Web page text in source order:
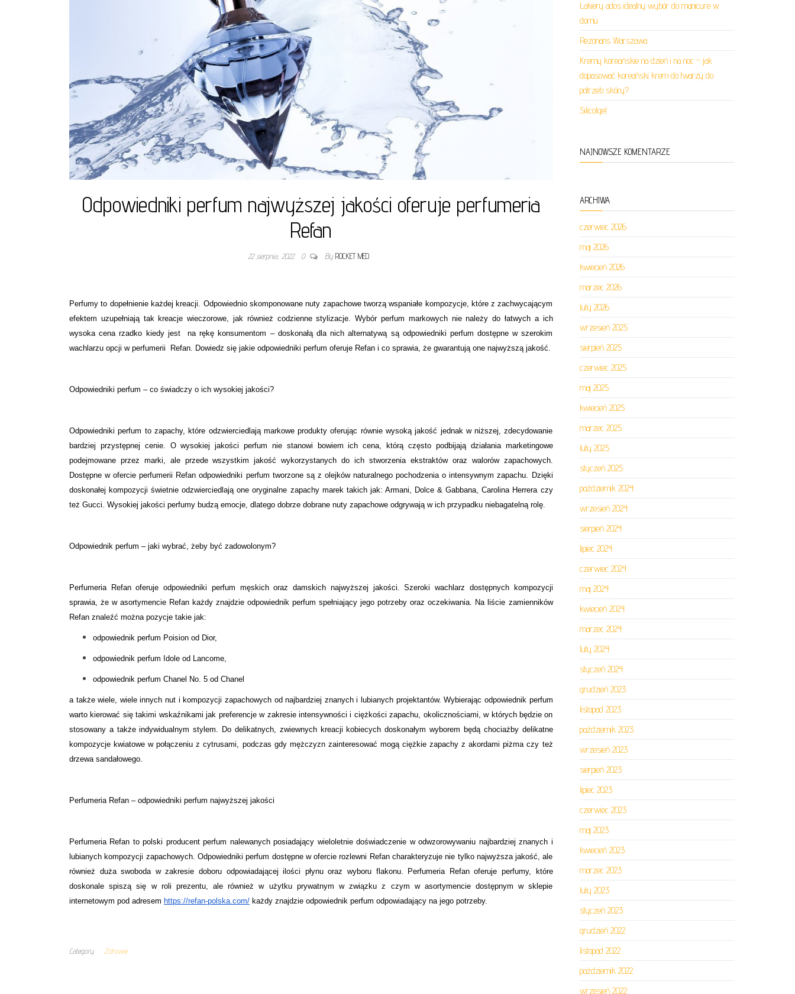
Odpowiedniki perfum najwyższej jakości oferuje perfumeria
Refan
22 sierpnia, 2022 0 By ROCKET MED
Perfumy to dopełnienie każdej kreacji. Odpowiednio skomponowane nuty zapachowe tworzą wspaniałe kompozycje, które z zachwycającym
efektem uzupełniają tak kreacje wieczorowe, jak również codzienne stylizacje. Wybór perfum markowych nie należy do łatwych a ich
wysoka cena rzadko kiedy jest na rękę konsumentom – doskonałą dla nich alternatywą są odpowiedniki perfum dostępne w szerokim
wachlarzu opcji w perfumerii Refan. Dowiedz się jakie odpowiedniki perfum oferuje Refan i co sprawia, że gwarantują one najwyższą jakość.
Odpowiedniki perfum – co świadczy o ich wysokiej jakości?
Odpowiedniki perfum to zapachy, które odzwierciedlają markowe produkty oferując równie wysoką jakość jednak w niższej, zdecydowanie
bardziej przystępnej cenie. O wysokiej jakości perfum nie stanowi bowiem ich cena, którą często podbijają działania marketingowe
podejmowane przez marki, ale przede wszystkim jakość wykorzystanych do ich stworzenia ekstraktów oraz walorów zapachowych.
Dostępne w ofercie perfumerii Refan odpowiedniki perfum tworzone są z olejków naturalnego pochodzenia o intensywnym zapachu. Dzięki
doskonałej kompozycji świetnie odzwierciedlają one oryginalne zapachy marek takich jak: Armani, Dolce & Gabbana, Carolina Herrera czy
też Gucci. Wysokiej jakości perfumy budzą emocje, dlatego dobrze dobrane nuty zapachowe odgrywają w ich przypadku niebagatelną rolę.
Odpowiednik perfum – jaki wybrać, żeby być zadowolonym?
Perfumeria Refan oferuje odpowiedniki perfum męskich oraz damskich najwyższej jakości. Szeroki wachlarz dostępnych kompozycji
sprawia, że w asortymencie Refan każdy znajdzie odpowiednik perfum spełniający jego potrzeby oraz oczekiwania. Na liście zamienników
Refan znaleźć można pozycje takie jak:
odpowiednik perfum Poision od Dior,
odpowiednik perfum Idole od Lancome,
odpowiednik perfum Chanel No. 5 od Chanel
a także wiele, wiele innych nut i kompozycji zapachowych od najbardziej znanych i lubianych projektantów. Wybierając odpowiednik perfum
warto kierować się takimi wskaźnikami jak preferencje w zakresie intensywności i ciężkości zapachu, okolicznościami, w których będzie on
stosowany a także indywidualnym stylem. Do delikatnych, zwiewnych kreacji kobiecych doskonałym wyborem będą chociażby delikatne
kompozycje kwiatowe w połączeniu z cytrusami, podczas gdy mężczyzn zainteresować mogą ciężkie zapachy z akordami piżma czy też
drzewa sandałowego.
Perfumeria Refan – odpowiedniki perfum najwyższej jakości
Perfumeria Refan to polski producent perfum nalewanych posiadający wieloletnie doświadczenie w odwzorowywaniu najbardziej znanych i
lubianych kompozycji zapachowych. Odpowiedniki perfum dostępne w ofercie rozlewni Refan charakteryzuje nie tylko najwyższa jakość, ale
również duża swoboda w zakresie doboru odpowiadającej ilości płynu oraz wyboru flakonu. Perfumeria Refan oferuje perfumy, które
doskonale spiszą się w roli prezentu, ale również w użytku prywatnym w związku z czym w asortymencie dostępnym w sklepie
internetowym pod adresem https://refan-polska.com/ każdy znajdzie odpowiednik perfum odpowiadający na jego potrzeby.
Category Zdrowie
Lakiery ados idealny wybór do manicure w
domu
Rezonans Warszawa
Kremy koreańskie na dzień i na noc – jak
dopasować koreański krem do twarzy do
potrzeb skóry?
Silicolgel
NAJNOWSZE KOMENTARZE
ARCHIWA
czerwiec 2026
maj 2026
kwiecień 2026
marzec 2026
luty 2026
wrzesień 2025
sierpień 2025
czerwiec 2025
maj 2025
kwiecień 2025
marzec 2025
luty 2025
styczeń 2025
październik 2024
wrzesień 2024
sierpień 2024
lipiec 2024
czerwiec 2024
maj 2024
kwiecień 2024
marzec 2024
luty 2024
styczeń 2024
grudzień 2023
listopad 2023
październik 2023
wrzesień 2023
sierpień 2023
lipiec 2023
czerwiec 2023
maj 2023
kwiecień 2023
marzec 2023
luty 2023
styczeń 2023
grudzień 2022
listopad 2022
październik 2022
wrzesień 2022